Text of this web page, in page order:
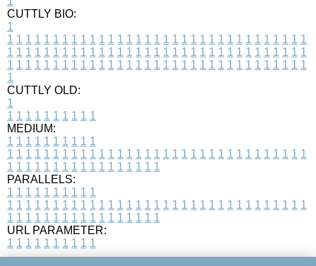
CUTTLY BIO:
1
1 1 1 1 1 1 1 1 1 1 1 1 1 1 1 1 1 1 1 1 1 1 1 1 1 1 1 1 1 1 1 1 1
1 1 1 1 1 1 1 1 1 1 1 1 1 1 1 1 1 1 1 1 1 1 1 1 1 1 1 1 1 1 1 1 1
1 1 1 1 1 1 1 1 1 1 1 1 1 1 1 1 1 1 1 1 1 1 1 1 1 1 1 1 1 1 1 1 1
1
CUTTLY OLD:
1
1 1 1 1 1 1 1 1 1 1
MEDIUM:
1 1 1 1 1 1 1 1 1 1
1 1 1 1 1 1 1 1 1 1 1 1 1 1 1 1 1 1 1 1 1 1 1 1 1 1 1 1 1 1 1 1 1
1 1 1 1 1 1 1 1 1 1 1 1 1 1 1 1 1
PARALLELS:
1 1 1 1 1 1 1 1 1 1
1 1 1 1 1 1 1 1 1 1 1 1 1 1 1 1 1 1 1 1 1 1 1 1 1 1 1 1 1 1 1 1 1
1 1 1 1 1 1 1 1 1 1 1 1 1 1 1 1 1
URL PARAMETER:
1 1 1 1 1 1 1 1 1 1